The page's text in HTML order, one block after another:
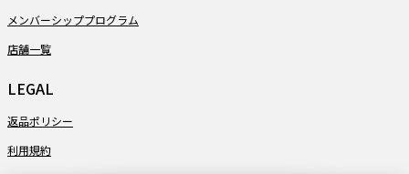
メンバーシッププログラム
店舗一覧
LEGAL
返品ポリシー
利用規約